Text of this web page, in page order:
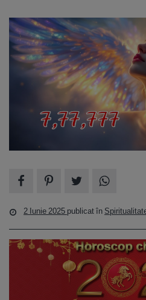
2 Iunie 2025 publicat în